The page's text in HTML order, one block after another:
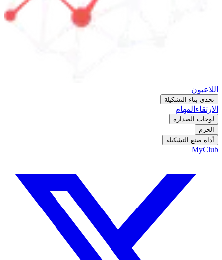
اللاعبون
تحدي بناء التشكيلة
الارتقاء المهام
لوحات الصدارة
الحزم
أداة صنع التشكيلة
MyClub